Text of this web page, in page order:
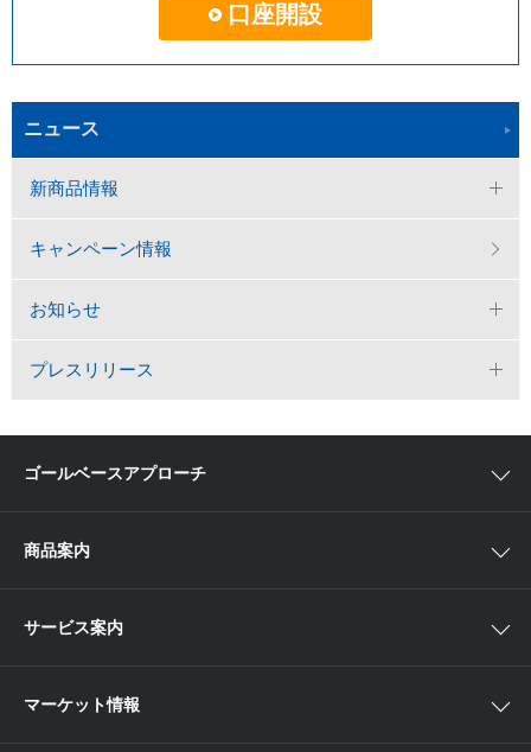
口座開設
ニュース
新商品情報
キャンペーン情報
お知らせ
プレスリリース
ゴールベースアプローチ
αポート
商品案内
欧米株
サービス案内
マーケット情報